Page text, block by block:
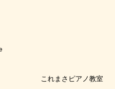
これまさピアノ教室